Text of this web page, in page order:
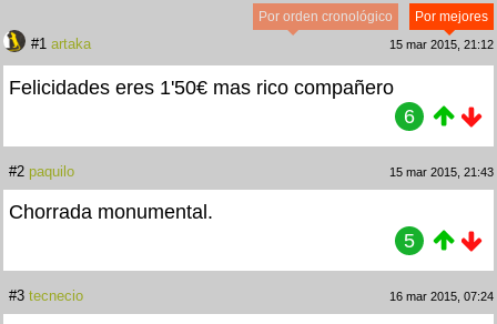
Por mejores
Por orden cronológico
#1 artaka 15 mar 2015, 21:12
Felicidades eres 1'50€ mas rico compañero
6
#2 paquilo 15 mar 2015, 21:43
Chorrada monumental.
5
#3 tecnecio 16 mar 2015, 07:24